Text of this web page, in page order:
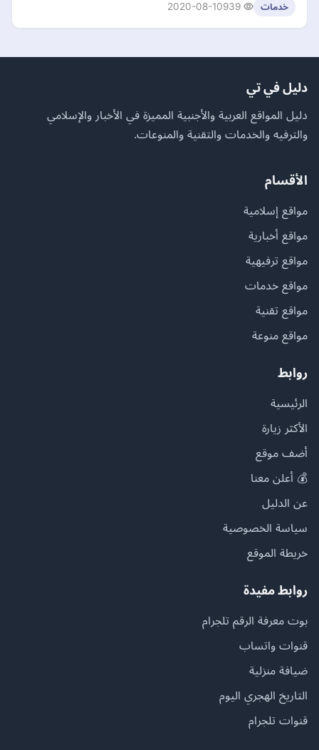
خدمات 2020-08-10
دليل في تي
دليل المواقع العربية والأجنبية المميزة في الأخبار والإسلامي
والترفيه والخدمات والتقنية والمنوعات.
الأقسام
مواقع إسلامية
مواقع أخبارية
مواقع ترفيهية
مواقع خدمات
مواقع تقنية
مواقع منوعة
روابط
الرئيسية
الأكثر زيارة
أضف موقع
💰 أعلن معنا
عن الدليل
سياسة الخصوصية
خريطة الموقع
روابط مفيدة
بوت معرفة الرقم تلجرام
قنوات واتساب
ضيافة منزلية
التاريخ الهجري اليوم
قنوات تلجرام